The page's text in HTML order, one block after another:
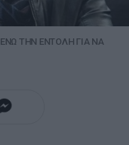
ΤΗΝ ΕΝΤΟΛΗ ΓΙΑ ΝΑ